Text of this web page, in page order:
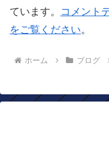
ています。
コメント
をご覧ください。
ホーム ブログ